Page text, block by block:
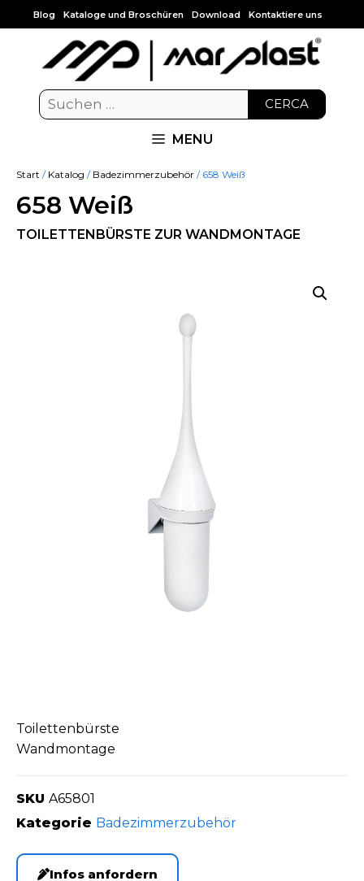
Blog Kataloge und Broschüren Download Kontaktiere uns
CERCA
MENU
Start / Katalog / Badezimmerzubehör / 658 Weiß
658 Weiß
TOILETTENBÜRSTE ZUR WANDMONTAGE
Toilettenbürste
Wandmontage
SKU A65801
Kategorie Badezimmerzubehör
Infos anfordern